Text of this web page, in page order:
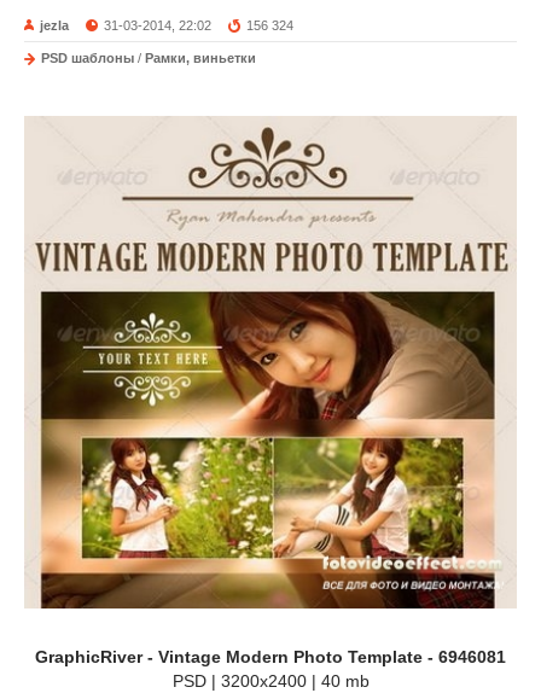
jezla 31-03-2014, 22:02 156 324
PSD шаблоны / Рамки, виньетки
GraphicRiver - Vintage Modern Photo Template - 6946081
PSD | 3200x2400 | 40 mb